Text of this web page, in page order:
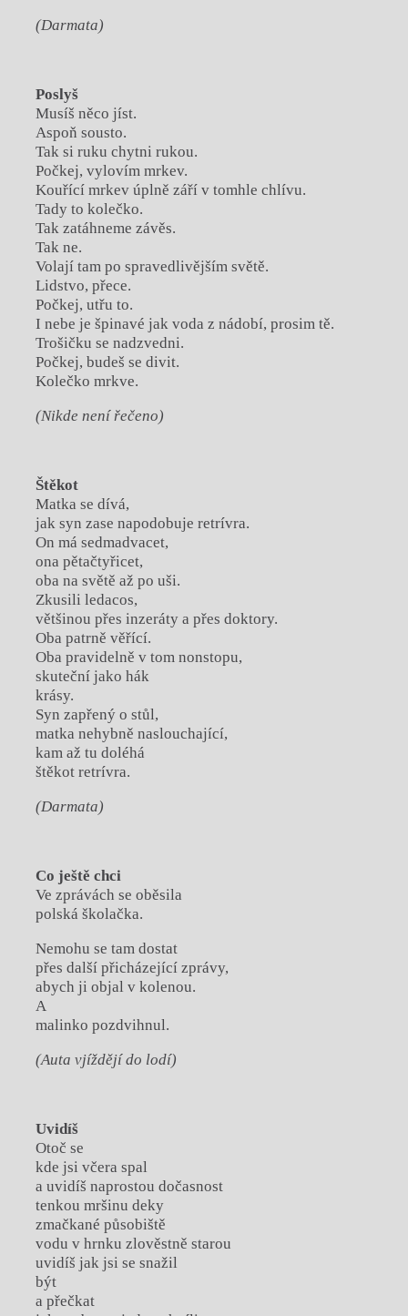
(Darmata)
Poslyš
Musíš něco jíst.
Aspoň sousto.
Tak si ruku chytni rukou.
Počkej, vylovím mrkev.
Kouřící mrkev úplně září v tomhle chlívu.
Tady to kolečko.
Tak zatáhneme závěs.
Tak ne.
Volají tam po spravedlivějším světě.
Lidstvo, přece.
Počkej, utřu to.
I nebe je špinavé jak voda z nádobí, prosim tě.
Trošičku se nadzvedni.
Počkej, budeš se divit.
Kolečko mrkve.
(Nikde není řečeno)
Štěkot
Matka se dívá,
jak syn zase napodobuje retrívra.
On má sedmadvacet,
ona pětačtyřicet,
oba na světě až po uši.
Zkusili ledacos,
většinou přes inzeráty a přes doktory.
Oba patrně věřící.
Oba pravidelně v tom nonstopu,
skuteční jako hák
krásy.
Syn zapřený o stůl,
matka nehybně naslouchající,
kam až tu doléhá
štěkot retrívra.
(Darmata)
Co ještě chci
Ve zprávách se oběsila
polská školačka.
Nemohu se tam dostat
přes další přicházející zprávy,
abych ji objal v kolenou.
A
malinko pozdvihnul.
(Auta vjíždějí do lodí)
Uvidíš
Otoč se
kde jsi včera spal
a uvidíš naprostou dočasnost
tenkou mršinu deky
zmačkané působiště
vodu v hrnku zlověstně starou
uvidíš jak jsi se snažil
být
a přečkat